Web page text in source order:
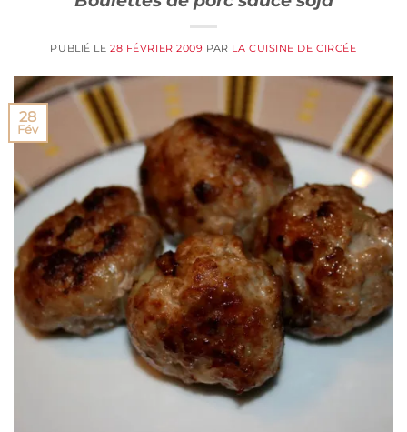
PUBLIÉ LE28 FÉVRIER 2009 PAR LA CUISINE DE CIRCÉE
28
Fév